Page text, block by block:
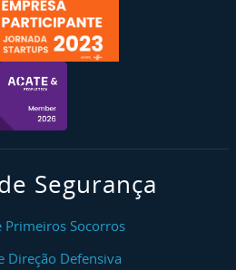
Segurança
Primeiros Socorros
Direção Defensiva